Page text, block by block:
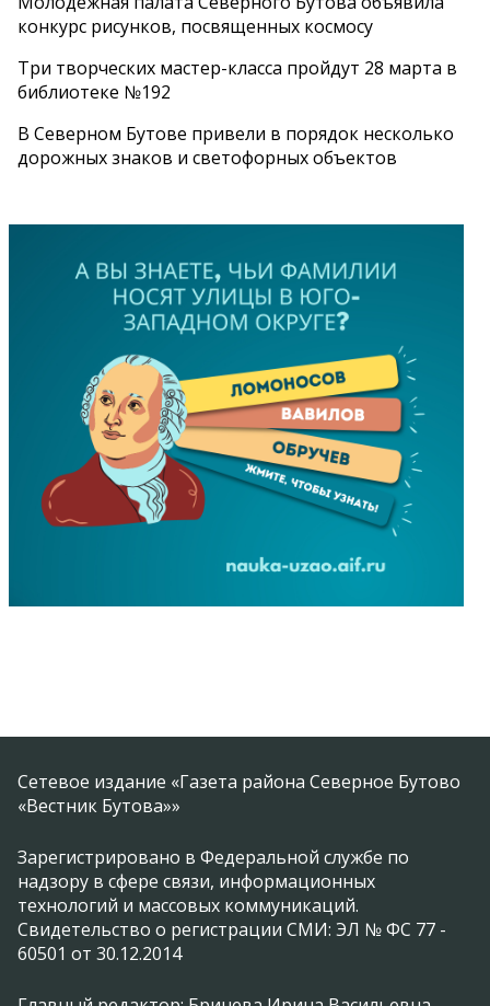
конкурс рисунков, посвященных космосу
Три творческих мастер-класса пройдут 28 марта в
библиотеке №192
В Северном Бутове привели в порядок несколько
дорожных знаков и светофорных объектов
Сетевое издание «Газета района Северное Бутово
«Вестник Бутова»»
Зарегистрировано в Федеральной службе по
надзору в сфере связи, информационных
технологий и массовых коммуникаций.
Свидетельство о регистрации СМИ: ЭЛ № ФС 77 -
60501 от 30.12.2014